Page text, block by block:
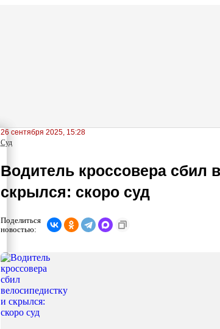
26 сентября 2025, 15:28
Суд
Водитель кроссовера сбил
скрылся: скоро суд
Поделиться
новостью: